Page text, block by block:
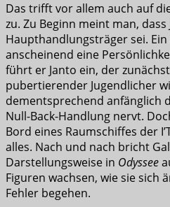
Das trifft vor allem auch auf
zu. Zu Beginn meint man, dass
Haupthandlungsträger sei.
anscheinend eine
führt er Janto ein, der
pubertierender Jugendlicher
dementsprechend anfänglich
Null-Back-Handlung nervt.
Bord eines Raumschiffes der
alles. Nach und nach bricht
Darstellungsweise in Odyssee
Figuren wachsen, wie sie sich
Fehler begehen.